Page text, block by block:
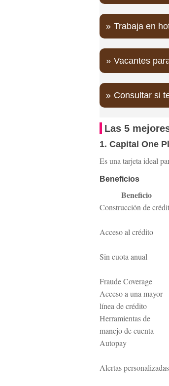
Trabaja en
Vacantes
Consultar si
Las 5
1. Capital One
Es una tarjeta ideal
Beneficios
Beneficio
Construcción de
Acceso al crédito
Sin cuota anual
Fraude Coverage
Acceso a una mayor
línea de crédito
Herramientas de
manejo de cuenta
Autopay
Alertas personalizadas